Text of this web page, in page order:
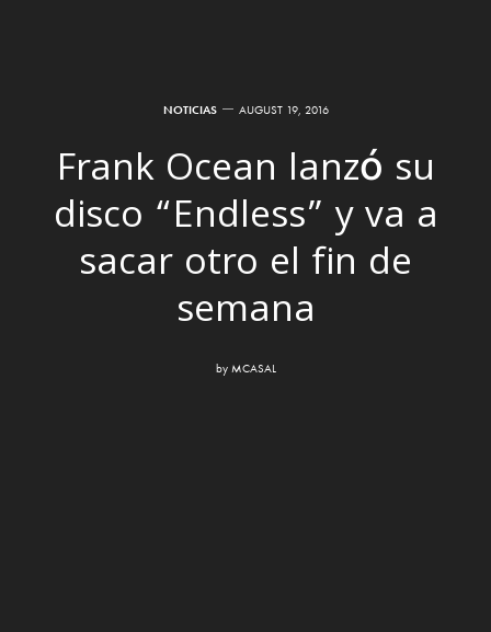
NOTICIAS AUGUST 19, 2016
Frank Ocean lanzó su
disco “Endless” y va a
sacar otro el fin de
semana
by MCASAL